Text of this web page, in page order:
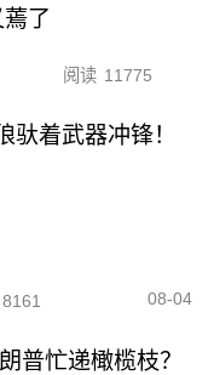
了
阅读 11775
着武器冲锋！
8161 08-04
普忙递橄榄枝？